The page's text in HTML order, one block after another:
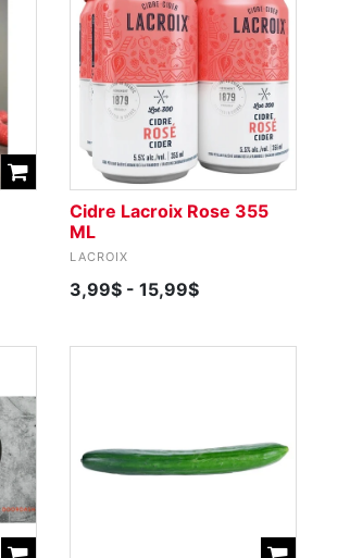
Cidre Lacroix Rose 355
ML
LACROIX
3,99$- 15,99$